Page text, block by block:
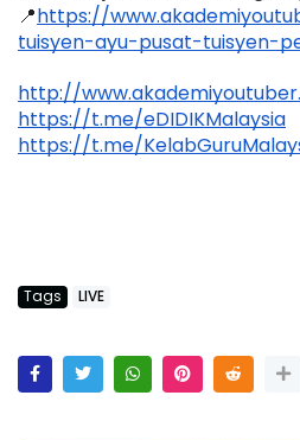
📍https://
tuisyen-ayu-pusat-tuisyen-
http://
https://t.me/eDIDIKMalaysia
https://t.me/
Tags LIVE